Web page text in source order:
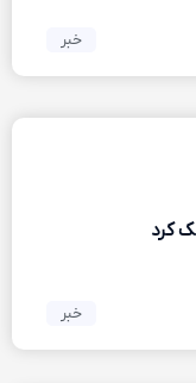
خبر
خبر